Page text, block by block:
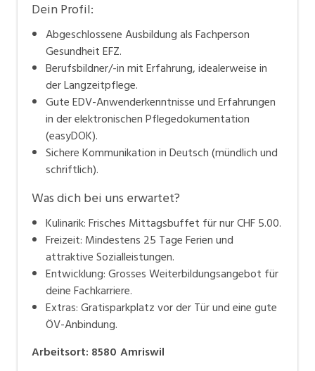
sind unsere wichtigste Ressource. Als einer der
grössten Arbeitgeber der Stadt Amriswil bieten wir
Ausbildungsplätze in verschiedenen Berufssparten
und ermöglichen unseren Mitarbeitenden vielfältige
Karrieremöglichkeiten. Möchtest du ein Teil unseres
Teams sein? – Dann melde dich bei uns!
Dein Profil:
Abgeschlossene Ausbildung als Fachperson
Gesundheit EFZ.
Berufsbildner/-in mit Erfahrung, idealerweise in
der Langzeitpflege.
Gute EDV-Anwenderkenntnisse und Erfahrungen
in der elektronischen Pflegedokumentation
(easyDOK).
Sichere Kommunikation in Deutsch (mündlich und
schriftlich).
Was dich bei uns erwartet?
Kulinarik: Frisches Mittagsbuffet für nur CHF 5.00.
Freizeit: Mindestens 25 Tage Ferien und
attraktive Sozialleistungen.
Entwicklung: Grosses Weiterbildungsangebot für
deine Fachkarriere.
Extras: Gratisparkplatz vor der Tür und eine gute
ÖV-Anbindung.
Arbeitsort: 8580 Amriswil